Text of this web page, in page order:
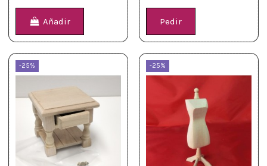
Añadir Pedir
-25% -25%